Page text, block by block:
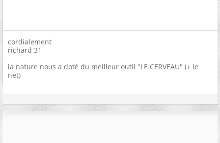
cordialement
richard 31
la nature nous a doté du meilleur outil "LE CERVEAU" (+ le
net)